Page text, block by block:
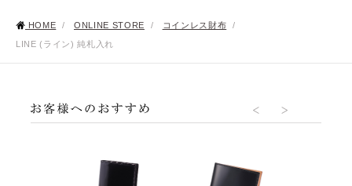
HOME / ONLINE STORE / コインレス財布
/
LINE (ライン) 純札入れ